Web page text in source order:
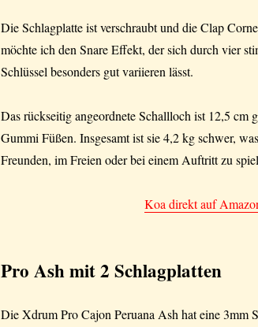
Die Schlagplatte ist verschraubt und die Clap
möchte ich den Snare Effekt, der sich durch vier
Schlüssel besonders gut variieren lässt.
Das rückseitig angeordnete Schallloch ist 12,5 cm
Gummi Füßen. Insgesamt ist sie 4,2 kg schwer,
Freunden, im Freien oder bei einem Auftritt zu
Koa direkt auf
Pro Ash mit 2 Schlagplatten
Die Xdrum Pro Cajon Peruana Ash hat eine 3mm